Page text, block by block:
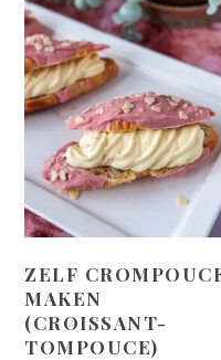
ZELF
MAKEN
(CROISSANT-
TOMPOUCE)